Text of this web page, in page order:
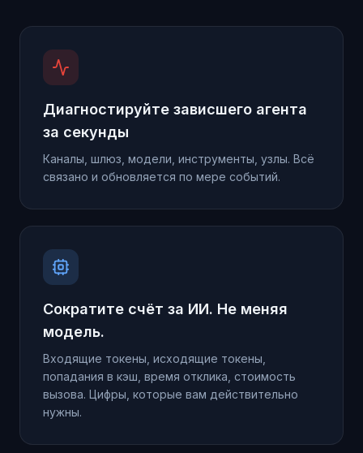
Диагностируйте зависшего агента
за секунды
Каналы, шлюз, модели, инструменты, узлы. Всё
связано и обновляется по мере событий.
Сократите счёт за ИИ. Не меняя
модель.
Входящие токены, исходящие токены,
попадания в кэш, время отклика, стоимость
вызова. Цифры, которые вам действительно
нужны.